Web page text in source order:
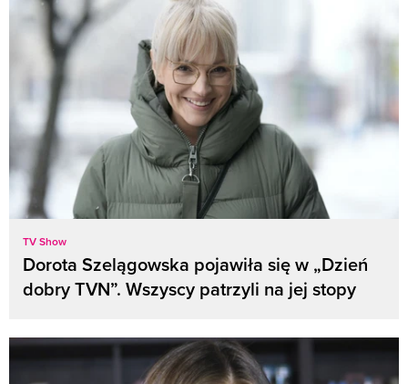
TV Show
Dorota Szelągowska pojawiła się w „Dzień
dobry TVN”. Wszyscy patrzyli na jej stopy